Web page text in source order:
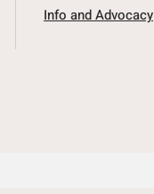
Info and Advocacy